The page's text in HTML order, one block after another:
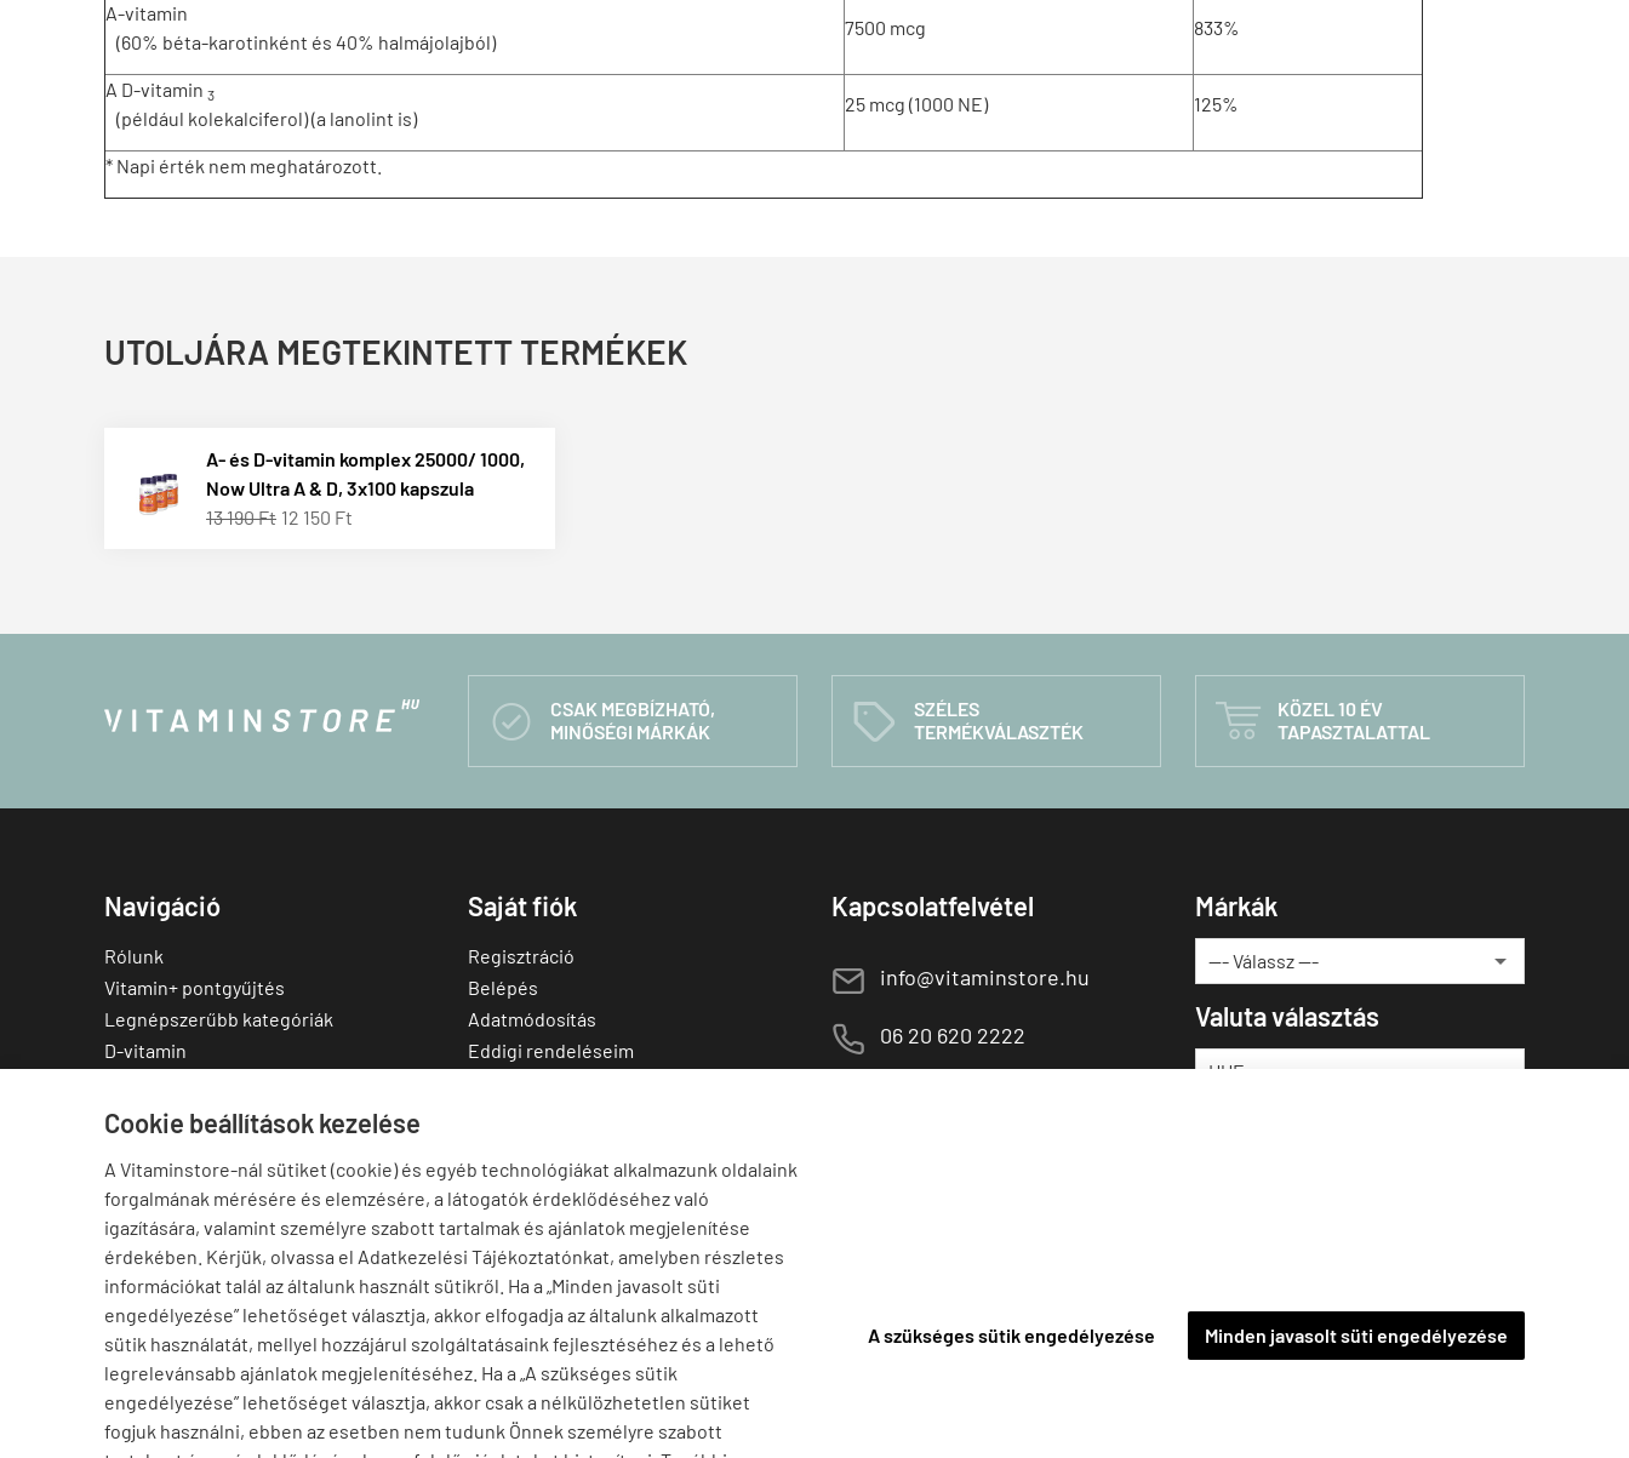
Cookie beállítások kezelése
A Vitaminstore-nál sütiket (cookie) és egyéb technológiákat alkalmazunk oldalaink
forgalmának mérésére és elemzésére, a látogatók érdeklődéséhez való
igazítására, valamint személyre szabott tartalmak és ajánlatok megjelenítése
érdekében. Kérjük, olvassa el Adatkezelési Tájékoztatónkat, amelyben részletes
információkat talál az általunk használt sütikről. Ha a „Minden javasolt süti
engedélyezése” lehetőséget választja, akkor elfogadja az általunk alkalmazott
sütik használatát, mellyel hozzájárul szolgáltatásaink fejlesztéséhez és a lehető
legrelevánsabb ajánlatok megjelenítéséhez. Ha a „A szükséges sütik
engedélyezése” lehetőséget választja, akkor csak a nélkülözhetetlen sütiket
fogjuk használni, ebben az esetben nem tudunk Önnek személyre szabott
A szükséges sütik engedélyezése Minden javasolt süti engedélyezése
A-vitamin
(60% béta-karotinként és 40% halmájolajból)
7500 mcg 833%
A D-vitamin 3
(például kolekalciferol) (a lanolint is)
25 mcg (1000 NE) 125%
* Napi érték nem meghatározott.
UTOLJÁRA MEGTEKINTETT TERMÉKEK
A- és D-vitamin komplex 25000/ 1000,
Now Ultra A & D, 3x100 kapszula
13 190 Ft 12 150 Ft

CSAK MEGBÍZHATÓ,
MINŐSÉGI MÁRKÁK
C
SZÉLES
TERMÉKVÁLASZTÉK

KÖZEL 10 ÉV
TAPASZTALATTAL
Navigáció
Rólunk
Vitamin+ pontgyűjtés
Legnépszerűbb kategóriák
D-vitamin
Multivitamin
Cink
Omega-3
Ashwagandha
Elállás a szerződéstől
Saját fiók
Regisztráció
Belépés
Adatmódosítás
Eddigi rendeléseim
Kapcsolatfelvétel
E info@vitaminstore.hu
M 06 20 620 2222
Márkák
Valuta választás